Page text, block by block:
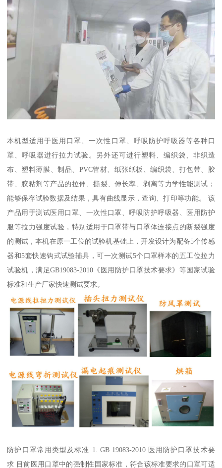
本机型适用于医用口罩、一次性口罩、呼吸防护呼吸器等各种口
罩、呼吸器进行拉力试验。另外还可进行塑料、编织袋、非织造
布、塑料薄膜、制品、PVC管材、纸张纸板、编织袋、打包带、胶
带、胶粘剂等产品的拉伸、撕裂、伸长率、剥离等力学性能测试；
能够保存试验数据及结果，具有曲线显示，查询、打印等功能。 该
产品用于测试医用口罩、一次性口罩、呼吸防护呼吸器、医用防护
服等拉力强度试验，特别适用于口罩带与口罩体连接点的断裂强度
的测试，本机在原一工位的试验机基础上，开发设计为配备5个传感
器和5套快速钩式试验辅具，可一次测试5个口罩样本的五工位拉力
试验机，满足GB19083-2010《医用防护口罩技术要求》等国家试验
标准和生产厂家快速测试要求。
防护口罩常用类型及标准 1. GB 19083-2010 医用防护口罩技术要
求 目前医用口罩中的强制性国家标准，符合该标准要求的口罩可适